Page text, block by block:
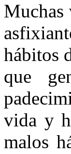
Muchas
hábitos
que
vida y
malos